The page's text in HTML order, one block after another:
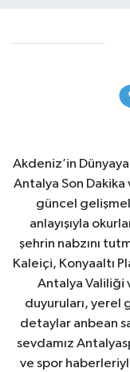
Akdeniz’in Dünyaya
Antalya Son Dakika
güncel
anlayışıyla
şehrin nabzını
Kaleiçi, Konyaaltı
Antalya Valiliği
duyuruları, yerel
detaylar anbean
sevdamız
ve spor